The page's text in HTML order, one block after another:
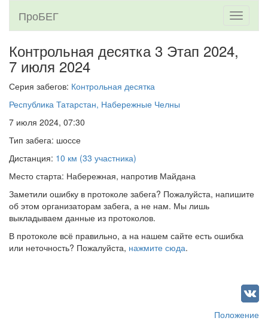
Toggle
ПроБЕГ
Контрольная десятка 3 Этап 2024,
7 июля 2024
Серия забегов: Контрольная десятка
Республика Татарстан, Набережные Челны
7 июля 2024, 07:30
Тип забега: шоссе
Дистанция: 10 км (33 участника)
Место старта: Набережная, напротив Майдана
Заметили ошибку в протоколе забега? Пожалуйста, напишите
об этом организаторам забега, а не нам. Мы лишь
выкладываем данные из протоколов.
В протоколе всё правильно, а на нашем сайте есть ошибка
или неточность? Пожалуйста, нажмите сюда.
Положение